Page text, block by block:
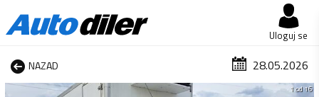
Uloguj se
NAZAD 28.05.2026
1 od 16